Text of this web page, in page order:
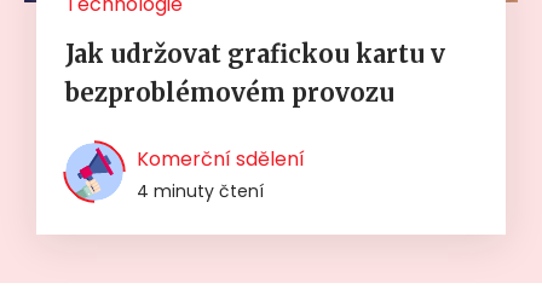
Jak udržovat grafickou kartu v
bezproblémovém provozu
Komerční sdělení
4 minuty čtení